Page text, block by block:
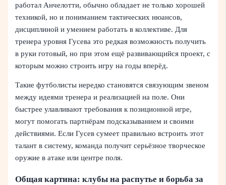
работал Анчелотти, обычно обладает не только хорошей
техникой, но и пониманием тактических нюансов,
дисциплиной и умением работать в коллективе. Для
тренера уровня Гусева это редкая возможность получить
в руки готовый, но при этом ещё развивающийся проект, с
которым можно строить игру на годы вперёд.
Такие футболисты нередко становятся связующим звеном
между идеями тренера и реализацией на поле. Они
быстрее улавливают требования к позиционной игре,
могут помогать партнёрам подсказыванием и своими
действиями. Если Гусев сумеет правильно встроить этот
талант в систему, команда получит серьёзное творческое
оружие в атаке или центре поля.
Общая картина: клубы на распутье и борьба за